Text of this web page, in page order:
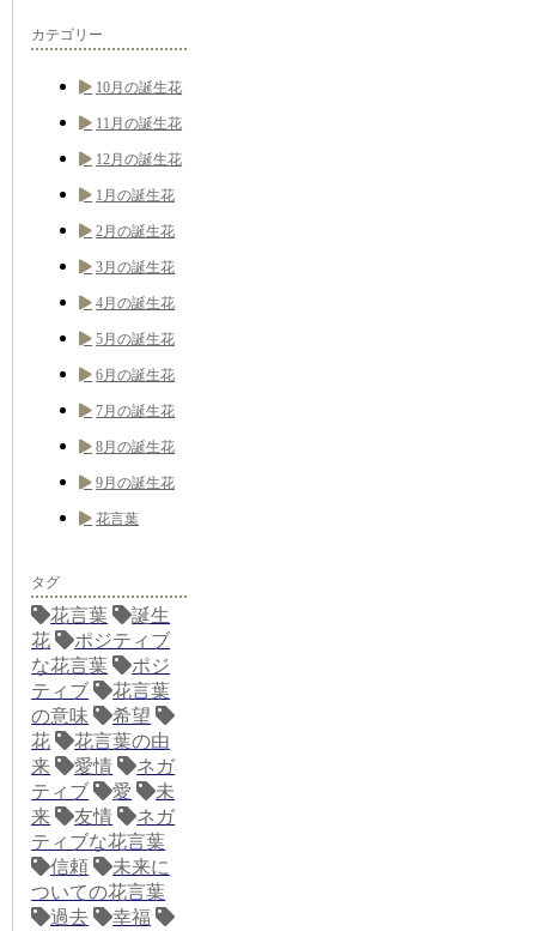
カテゴリー
10月の誕生花
11月の誕生花
12月の誕生花
1月の誕生花
2月の誕生花
3月の誕生花
4月の誕生花
5月の誕生花
6月の誕生花
7月の誕生花
8月の誕生花
9月の誕生花
花言葉
タグ
花言葉
誕生
花
ポジティブ
な花言葉
ポジ
ティブ
花言葉
の意味
希望
花
花言葉の由
来
愛情
ネガ
ティブ
愛
未
来
友情
ネガ
ティブな花言葉
信頼
未来に
ついての花言葉
過去
幸福